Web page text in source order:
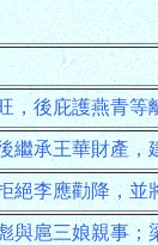
，後庇護燕青等
繼承王華財產
絕李應勸降，
與扈三娘親事